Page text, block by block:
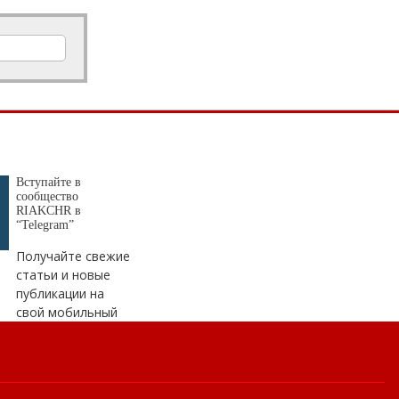
Вступайте в
сообщество
RIAKCHR в
“Telegram”
Получайте свежие
статьи и новые
публикации на
свой мобильный